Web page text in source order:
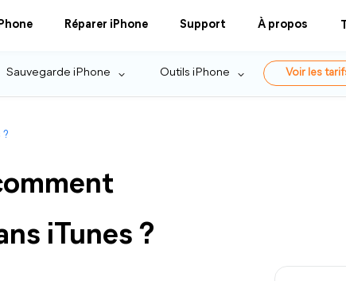
Réparer iPhone Support À propos
Sauvegarde iPhone Outils iPhone Voir les
?
iTunes ?